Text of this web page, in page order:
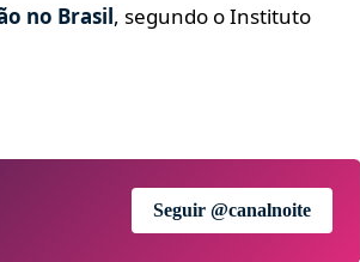
no Brasil, segundo o Instituto
Seguir @canalnoite